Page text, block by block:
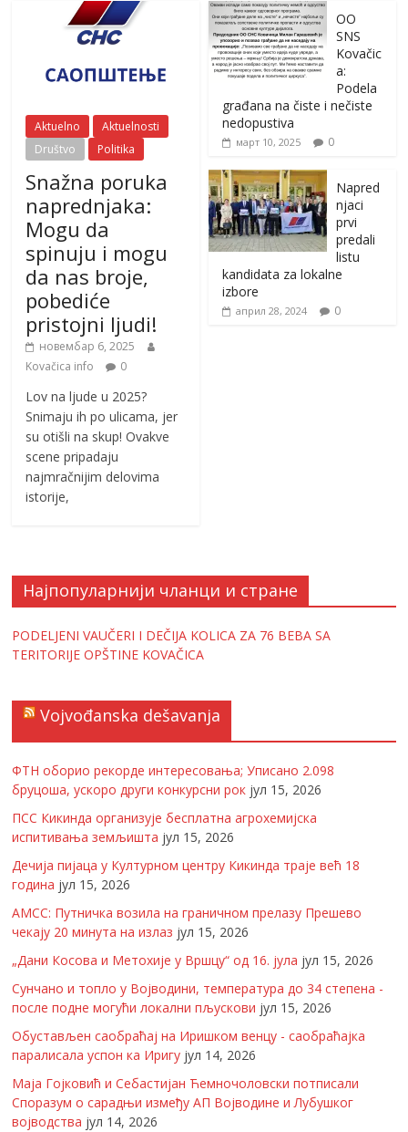
Aktuelno
Aktuelnosti
Društvo
Politika
Snažna poruka
naprednjaka:
Mogu da
spinuju i mogu
da nas broje,
pobediće
pristojni ljudi!
новембар 6, 2025
Kovačica info
0
Lov na ljude u 2025?
Snimaju ih po ulicama, jer
su otišli na skup! Ovakve
scene pripadaju
najmračnijim delovima
istorije,
OO
SNS
Kovačic
a:
Podela
građana na čiste i nečiste
nedopustiva
март 10, 2025 0
Napred
njaci
prvi
predali
listu
kandidata za lokalne
izbore
април 28, 2024 0
Најпопуларнији чланци и стране
PODELJENI VAUČERI I DEČIJA KOLICA ZA 76 BEBA SA
TERITORIJE OPŠTINE KOVAČICA
Vojvođanska dešavanja
ФТН оборио рекорде интересовања; Уписано 2.098
бруцоша, ускоро други конкурсни рок јул 15, 2026
ПСС Кикинда организује бесплатна агрохемијска
испитивања земљишта јул 15, 2026
Дечија пијаца у Културном центру Кикинда траје већ 18
година јул 15, 2026
АМСС: Путничка возила на граничном прелазу Прешево
чекају 20 минута на излаз јул 15, 2026
„Дани Косова и Метохије у Вршцу“ од 16. јула јул 15, 2026
Сунчано и топло у Војводини, температура до 34 степена -
после подне могући локални пљускови јул 15, 2026
Обустављен саобраћај на Иришком венцу - саобраћајка
паралисала успон ка Иригу јул 14, 2026
Маја Гојковић и Себастијан Ћемночоловски потписали
Споразум о сарадњи између АП Војводине и Лубушког
војводства јул 14, 2026